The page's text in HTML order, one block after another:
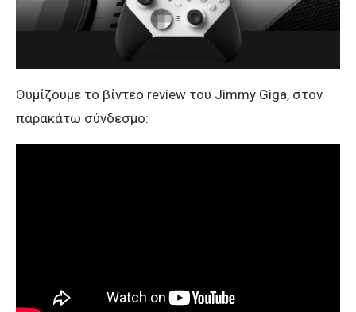
Θυμίζουμε το βίντεο review του Jimmy Giga, στον
παρακάτω σύνδεσμο: